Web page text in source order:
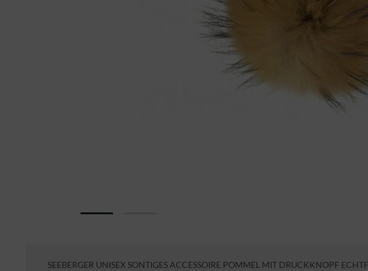
SEEBERGER UNISEX SONTIGES ACCESSOIRE POMMEL MIT DRUCKKNOPF